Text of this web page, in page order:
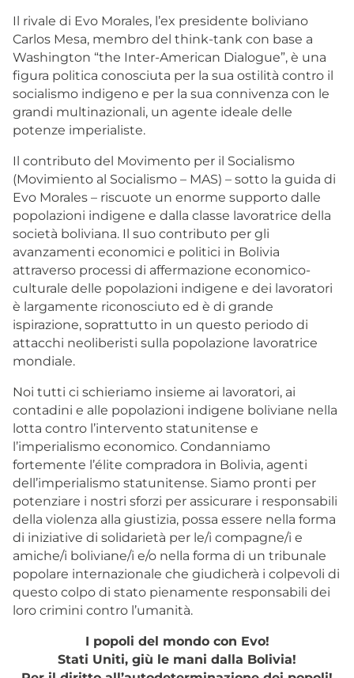
Il rivale di Evo Morales, l’ex presidente boliviano
Carlos Mesa, membro del think-tank con base a
Washington “the Inter-American Dialogue”, è una
figura politica conosciuta per la sua ostilità contro il
socialismo indigeno e per la sua connivenza con le
grandi multinazionali, un agente ideale delle
potenze imperialiste.
Il contributo del Movimento per il Socialismo
(Movimiento al Socialismo – MAS) – sotto la guida di
Evo Morales – riscuote un enorme supporto dalle
popolazioni indigene e dalla classe lavoratrice della
società boliviana. Il suo contributo per gli
avanzamenti economici e politici in Bolivia
attraverso processi di affermazione economico-
culturale delle popolazioni indigene e dei lavoratori
è largamente riconosciuto ed è di grande
ispirazione, soprattutto in un questo periodo di
attacchi neoliberisti sulla popolazione lavoratrice
mondiale.
Noi tutti ci schieriamo insieme ai lavoratori, ai
contadini e alle popolazioni indigene boliviane nella
lotta contro l’intervento statunitense e
l’imperialismo economico. Condanniamo
fortemente l’élite compradora in Bolivia, agenti
dell’imperialismo statunitense. Siamo pronti per
potenziare i nostri sforzi per assicurare i responsabili
della violenza alla giustizia, possa essere nella forma
di iniziative di solidarietà per le/i compagne/i e
amiche/i boliviane/i e/o nella forma di un tribunale
popolare internazionale che giudicherà i colpevoli di
questo colpo di stato pienamente responsabili dei
loro crimini contro l’umanità.
I popoli del mondo con Evo!
Stati Uniti, giù le mani dalla Bolivia!